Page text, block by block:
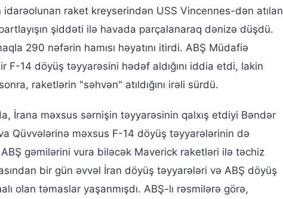
idarəolunan raket kreyserindən USS Vincennes-dən atılan
şiddəti ilə havada parçalanaraq dənizə düşdü.
290 nəfərin hamısı həyatını itirdi. ABŞ Müdafiə
14 döyüş təyyarəsini hədəf aldığını iddia etdi, lakin
raketlərin "səhvən" atıldığını irəli sürdü.
İrana məxsus sərnişin təyyarəsinin qalxış etdiyi Bəndər
Qüvvələrinə məxsus F-14 döyüş təyyarələrinin də
gəmilərini vura biləcək Maverick raketləri ilə təchiz
bir gün əvvəl İran döyüş təyyarələri və ABŞ döyüş
olan təmaslar yaşanmışdı. ABŞ-lı rəsmilərə görə,